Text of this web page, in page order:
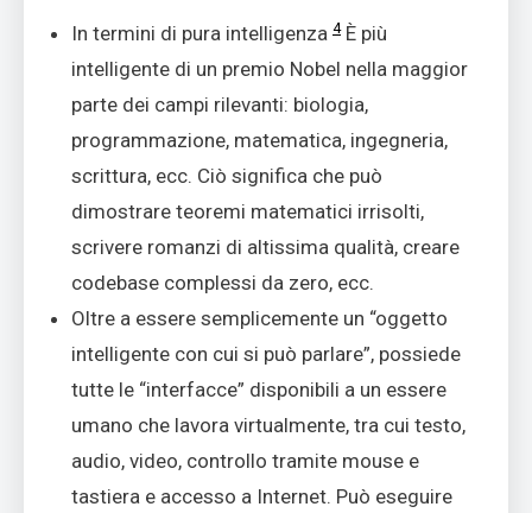
In termini di pura intelligenza 4È più
intelligente di un premio Nobel nella maggior
parte dei campi rilevanti: biologia,
programmazione, matematica, ingegneria,
scrittura, ecc. Ciò significa che può
dimostrare teoremi matematici irrisolti,
scrivere romanzi di altissima qualità, creare
codebase complessi da zero, ecc.
Oltre a essere semplicemente un “oggetto
intelligente con cui si può parlare”, possiede
tutte le “interfacce” disponibili a un essere
umano che lavora virtualmente, tra cui testo,
audio, video, controllo tramite mouse e
tastiera e accesso a Internet. Può eseguire